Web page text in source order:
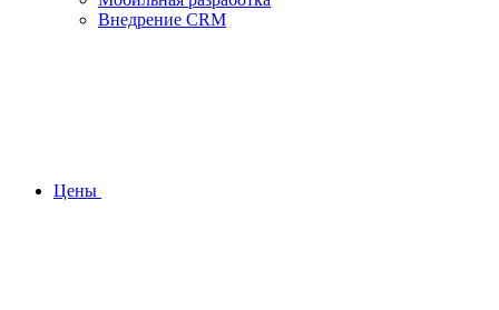
Внедрение CRM
Цены